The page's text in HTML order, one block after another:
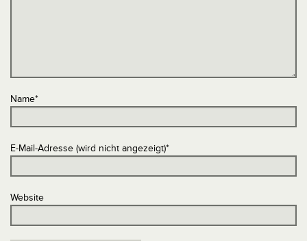
Name*
E-Mail-Adresse (wird nicht angezeigt)*
Website